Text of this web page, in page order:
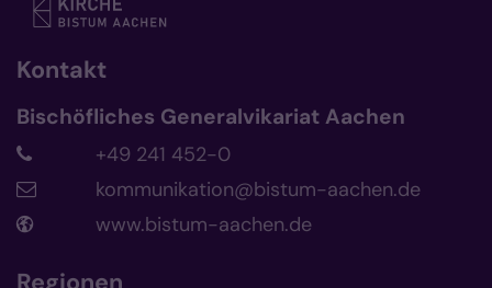
Kontakt
Bischöfliches Generalvikariat Aachen
+49 241 452-0
kommunikation@bistum-aachen.de
www.bistum-aachen.de